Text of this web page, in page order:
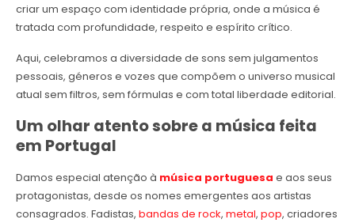
criar um espaço com identidade própria, onde a música é
tratada com profundidade, respeito e espírito crítico.
Aqui, celebramos a diversidade de sons sem julgamentos
pessoais, géneros e vozes que compõem o universo musical
atual sem filtros, sem fórmulas e com total liberdade editorial.
Um olhar atento sobre a música feita
em Portugal
Damos especial atenção à música portuguesa e aos seus
protagonistas, desde os nomes emergentes aos artistas
consagrados. Fadistas, bandas de rock, metal, pop, criadores